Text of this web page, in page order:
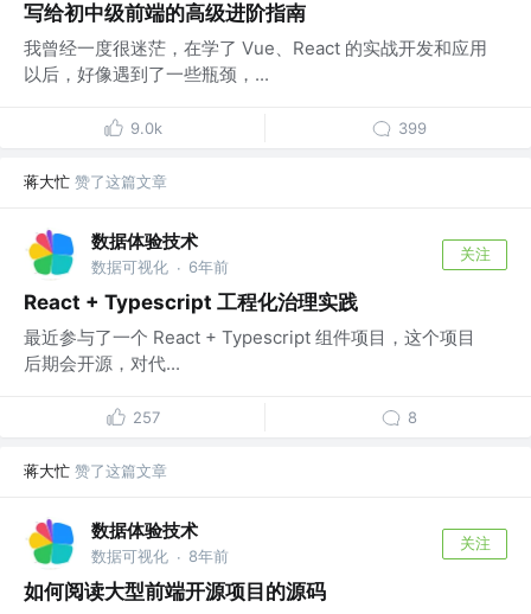
写给初中级前端的高级进阶指南
我曾经一度很迷茫，在学了 Vue、React 的实战开发和应用
以后，好像遇到了一些瓶颈，...
9.0k 399
蒋大忙 赞了这篇文章
数据体验技术
数据可视化 · 6年前
关注
React + Typescript 工程化治理实践
最近参与了一个 React + Typescript 组件项目，这个项目
后期会开源，对代...
257 8
蒋大忙 赞了这篇文章
数据体验技术
数据可视化 · 8年前
关注
如何阅读大型前端开源项目的源码